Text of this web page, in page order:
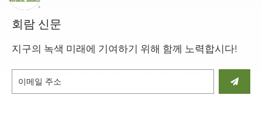
회람 신문
지구의 녹색 미래에 기여하기 위해 함께 노력합시다!